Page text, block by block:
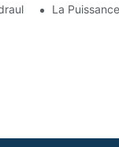
La